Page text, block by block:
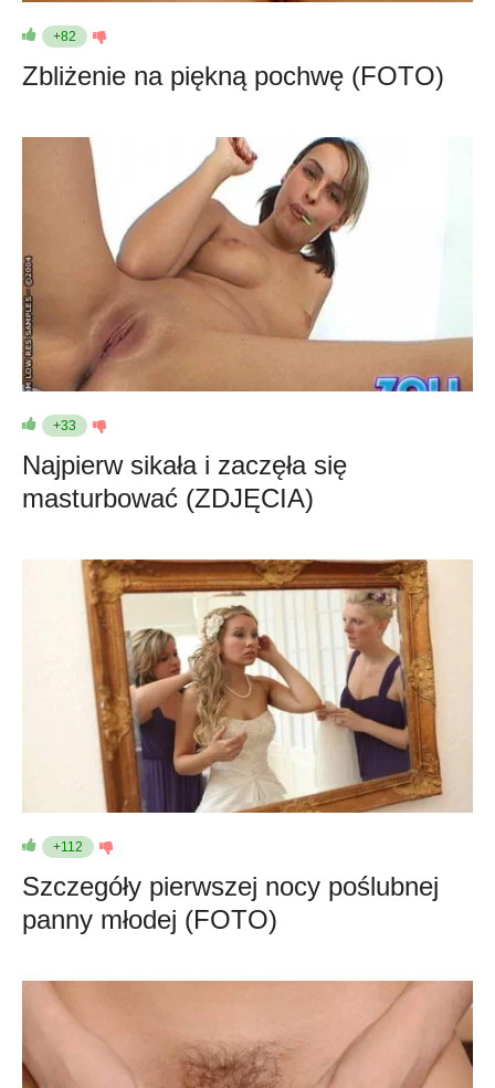
+82
Zbliżenie na piękną pochwę (FOTO)
+33
Najpierw sikała i zaczęła się
masturbować (ZDJĘCIA)
+112
Szczegóły pierwszej nocy poślubnej
panny młodej (FOTO)